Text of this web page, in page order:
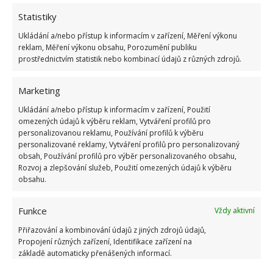
Statistiky
Ukládání a/nebo přístup k informacím v zařízení, Měření výkonu
reklam, Měření výkonu obsahu, Porozumění publiku
prostřednictvím statistik nebo kombinací údajů z různých zdrojů.
Marketing
Ukládání a/nebo přístup k informacím v zařízení, Použití
omezených údajů k výběru reklam, Vytváření profilů pro
personalizovanou reklamu, Používání profilů k výběru
personalizované reklamy, Vytváření profilů pro personalizovaný
obsah, Používání profilů pro výběr personalizovaného obsahu,
Rozvoj a zlepšování služeb, Použití omezených údajů k výběru
obsahu.
Funkce
Vždy aktivní
Přiřazování a kombinování údajů z jiných zdrojů údajů,
Propojení různých zařízení, Identifikace zařízení na
základě automaticky přenášených informací.
Fotografie: DuProprio
Koupelna
Tato půvabná rezidence nabízí dvě koupelny s
nádhernou italskou dlažbou. Koupelna se pyšní
volně stojící vanou a velkou sprchou s proskleným
vstupem.